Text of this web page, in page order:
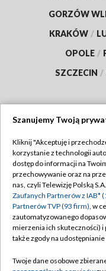
GORZÓW
KRAKÓW /
OPOLE /
SZCZECIN /
Abonament TVP
Emisja w TVP
Centrum informacji
Naziemna Telewizja
Szanujemy Twoją
Kliknij "Akceptuję i
korzystanie z technologii
dostęp do informacji na
przechowywanie oraz na
nas, czyli Telewizję Polską
Zaufanych Partnerów z IAB*
Partnerów TVP (93 firm), w
zautomatyzowanego
mierzenia ich skuteczności) i
także zgody na
Twoje dane osobowe